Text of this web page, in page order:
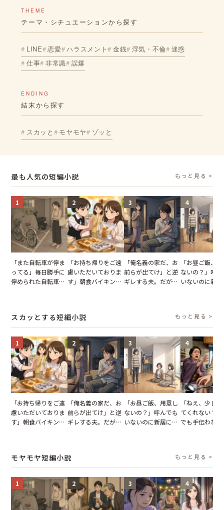
THEME
テーマ・シチュエーションから探す
LINE 恋愛 ハラスメント 金銭 浮気・不倫 迷惑
仕事 非常識 誤爆
ENDING
結末から探す
スカッと モヤモヤ ゾッと
最も人気の短編小説 もっと見る >
1
「また自転車が停ま
ってる」毎日勝手に
停められた自転車。
2
「お持ち帰りをご遠
慮いただいておりま
す」朝食バイキング
が一変
3
「俺名義の家だ、お
前らが出てけ」と逆
ギレする夫。だが、
4
「お昼ご飯、
ないの？」呼
いないのに新
スカッとする短編小説 もっと見る >
1
「お持ち帰りをご遠
慮いただいておりま
す」朝食バイキング
が一変
2
「俺名義の家だ、お
前らが出てけ」と逆
ギレする夫。だが、
3
「お昼ご飯、用意し
ないの？」呼んでも
いないのに新居にあ
4
「ねえ、少し
てくれない？
でも手伝わな
モヤモヤ短編小説 もっと見る >
1 2 3 4